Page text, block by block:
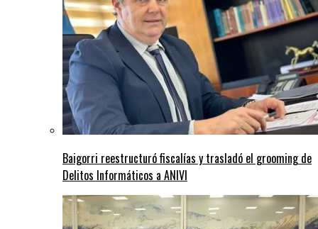
Baigorri reestructuró fiscalías y trasladó el grooming de
Delitos Informáticos a ANIVI